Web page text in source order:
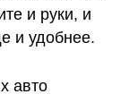
и руки, и
и удобнее.